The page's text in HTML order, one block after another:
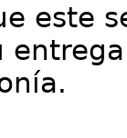
este